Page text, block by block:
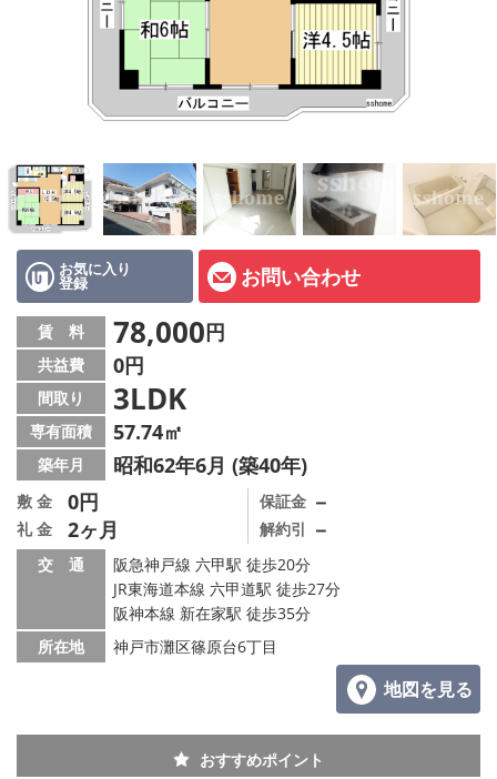
店舗情報·アクセス
会社概要
メールでお問い合わせ
お気に入り
登録 お問い合わせ
賃 料 78,000円
共益費 0円
間取り 3LDK
専有面積 57.74㎡
築年月 昭和62年6月 (築40年)
敷 金 0円
礼 金 2ヶ月
保証金 －
解約引 －
交 通
阪急神戸線 六甲駅 徒歩20分
JR東海道本線 六甲道駅 徒歩27分
阪神本線 新在家駅 徒歩35分
所在地
神戸市灘区篠原台6丁目
地図を見る
おすすめポイント